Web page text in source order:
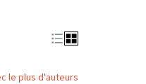
le plus d'auteurs